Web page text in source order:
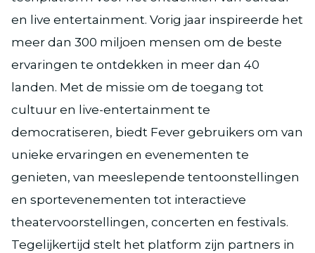
en live entertainment. Vorig jaar inspireerde het
meer dan 300 miljoen mensen om de beste
ervaringen te ontdekken in meer dan 40
landen. Met de missie om de toegang tot
cultuur en live-entertainment te
democratiseren, biedt Fever gebruikers om van
unieke ervaringen en evenementen te
genieten, van meeslepende tentoonstellingen
en sportevenementen tot interactieve
theatervoorstellingen, concerten en festivals.
Tegelijkertijd stelt het platform zijn partners in